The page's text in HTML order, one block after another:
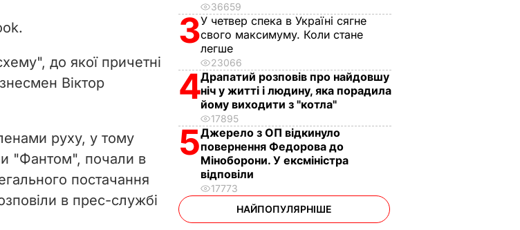
до якої причетні
Віктор
руху, у тому
"Фантом", почали в
постачання
в прес-службі
36659
3У четвер спека в Україні сягне
свого максимуму. Коли стане
легше
23066
4Драпатий розповів про найдовшу
ніч у житті і людину, яка порадила
йому виходити з "котла"
17895
5Джерело з ОП відкинуло
повернення Федорова до
Міноборони. У ексміністра
відповіли
17773
НАЙПОПУЛЯРНІШЕ